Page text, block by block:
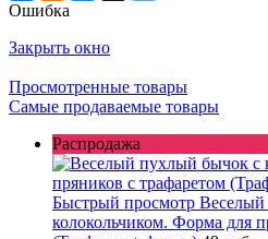
Ошибка
Закрыть окно
Просмотренные товары
Самые продаваемые товары
Распродажа
Быстрый просмотр
колокольчиком. Форма для